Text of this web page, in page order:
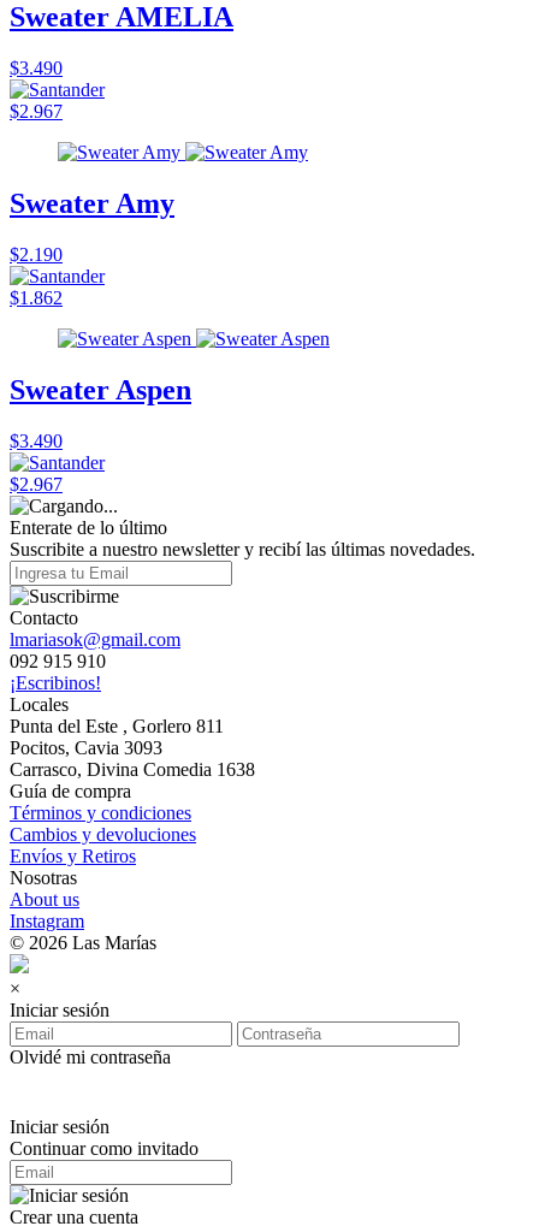
Sweater AMELIA
$3.490
$2.967
Sweater Amy
$2.190
$1.862
Sweater Aspen
$3.490
$2.967
Enterate de lo último
Suscribite a nuestro newsletter y recibí las últimas novedades.
Contacto
lmariasok@gmail.com
092 915 910
¡Escribinos!
Locales
Punta del Este , Gorlero 811
Pocitos, Cavia 3093
Carrasco, Divina Comedia 1638
Guía de compra
Términos y condiciones
Cambios y devoluciones
Envíos y Retiros
Nosotras
About us
Instagram
© 2026 Las Marías
×
Iniciar sesión
Olvidé mi contraseña
Iniciar sesión
Continuar como invitado
Crear una cuenta